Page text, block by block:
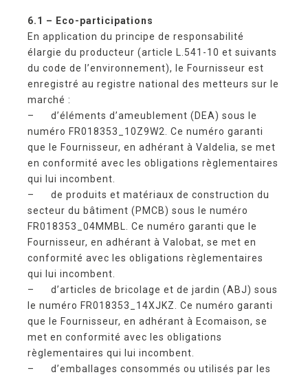
6.1 – Eco-participations
En application du principe de responsabilité
élargie du producteur (article L.541-10 et suivants
du code de l’environnement), le Fournisseur est
enregistré au registre national des metteurs sur le
marché :
– d’éléments d’ameublement (DEA) sous le
numéro FR018353_10Z9W2. Ce numéro garanti
que le Fournisseur, en adhérant à Valdelia, se met
en conformité avec les obligations règlementaires
qui lui incombent.
– de produits et matériaux de construction du
secteur du bâtiment (PMCB) sous le numéro
FR018353_04MMBL. Ce numéro garanti que le
Fournisseur, en adhérant à Valobat, se met en
conformité avec les obligations règlementaires
qui lui incombent.
– d’articles de bricolage et de jardin (ABJ) sous
le numéro FR018353_14XJKZ. Ce numéro garanti
que le Fournisseur, en adhérant à Ecomaison, se
met en conformité avec les obligations
règlementaires qui lui incombent.
– d’emballages consommés ou utilisés par les